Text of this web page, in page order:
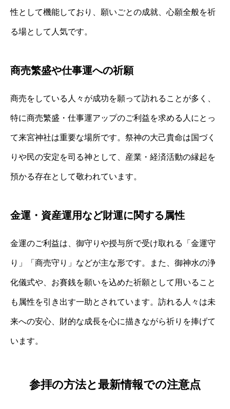
性として機能しており、願いごとの成就、心願全般を祈
る場として人気です。
商売繁盛や仕事運への祈願
商売をしている人々が成功を願って訪れることが多く、
特に商売繁盛・仕事運アップのご利益を求める人にとっ
て来宮神社は重要な場所です。祭神の大己貴命は国づく
りや民の安定を司る神として、産業・経済活動の縁起を
預かる存在として敬われています。
金運・資産運用など財運に関する属性
金運のご利益は、御守りや授与所で受け取れる「金運守
り」「商売守り」などが主な形です。また、御神水の浄
化儀式や、お賽銭を願いを込めた祈願として用いること
も属性を引き出す一助とされています。訪れる人々は未
来への安心、財的な成長を心に描きながら祈りを捧げて
います。
参拝の方法と最新情報での注意点